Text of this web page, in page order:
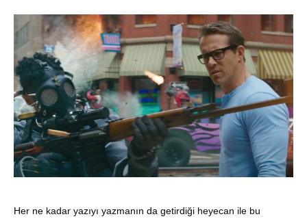
Her ne kadar yazıyı yazmanın da getirdiği heyecan ile bu